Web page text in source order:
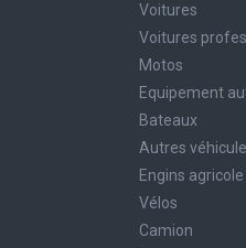
Voitures
Voitures
Motos
Equipement
Bateaux
Autres
Engins agricole
Vélos
Camion